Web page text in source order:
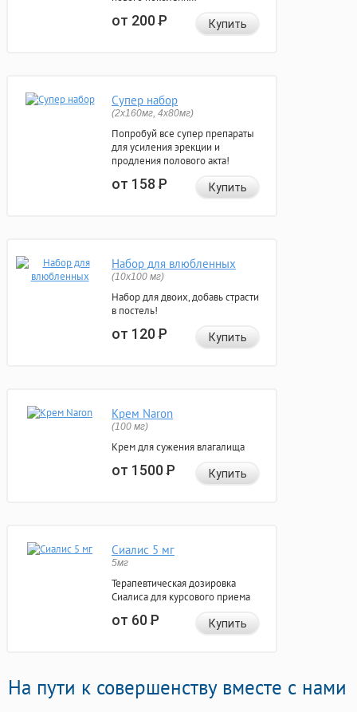
от 200Р Купить
Супер набор
(2х160мг, 4х80мг)
Попробуй все супер препараты
для усиления эрекции и
продления полового акта!
от 158Р Купить
Набор для влюбленных
(10х100 мг)
Набор для двоих, добавь страсти
в постель!
от 120Р Купить
Крем Naron
(100 мг)
Крем для сужения влагалища
от 1500Р Купить
Сиалис 5 мг
5мг
Терапевтическая дозировка
Сиалиса для курсового приема
от 60Р Купить
На пути к совершенству вместе с нами